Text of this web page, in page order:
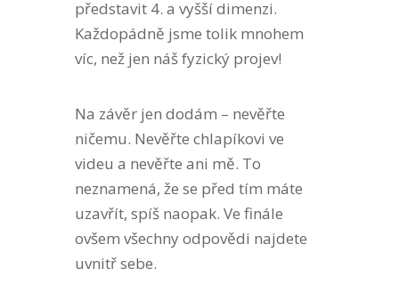
představit 4. a vyšší dimenzi.
Každopádně jsme tolik mnohem
víc, než jen náš fyzický projev!
Na závěr jen dodám – nevěřte
ničemu. Nevěřte chlapíkovi ve
videu a nevěřte ani mě. To
neznamená, že se před tím máte
uzavřít, spíš naopak. Ve finále
ovšem všechny odpovědi najdete
uvnitř sebe.